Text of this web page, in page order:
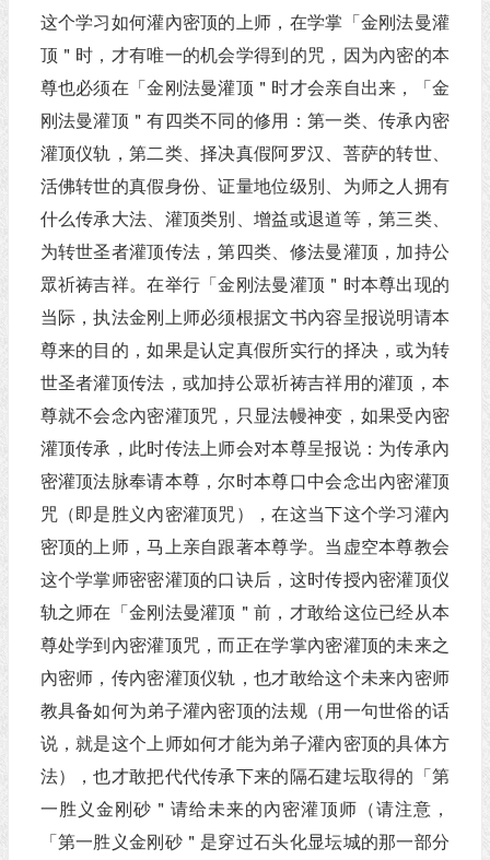
这个学习如何灌內密顶的上师，在学掌「金刚法曼灌
顶＂时，才有唯一的机会学得到的咒，因为內密的本
尊也必须在「金刚法曼灌顶＂时才会亲自出来，「金
刚法曼灌顶＂有四类不同的修用：第一类、传承內密
灌顶仪轨，第二类、择决真假阿罗汉、菩萨的转世、
活佛转世的真假身份、证量地位级別、为师之人拥有
什么传承大法、灌顶类別、增益或退道等，第三类、
为转世圣者灌顶传法，第四类、修法曼灌顶，加持公
眾祈祷吉祥。在举行「金刚法曼灌顶＂时本尊出现的
当际，执法金刚上师必须根据文书內容呈报说明请本
尊来的目的，如果是认定真假所实行的择决，或为转
世圣者灌顶传法，或加持公眾祈祷吉祥用的灌顶，本
尊就不会念內密灌顶咒，只显法幔神变，如果受內密
灌顶传承，此时传法上师会对本尊呈报说：为传承內
密灌顶法脉奉请本尊，尔时本尊口中会念出內密灌顶
咒（即是胜义內密灌顶咒），在这当下这个学习灌內
密顶的上师，马上亲自跟著本尊学。当虚空本尊教会
这个学掌师密密灌顶的口诀后，这时传授內密灌顶仪
轨之师在「金刚法曼灌顶＂前，才敢给这位已经从本
尊处学到內密灌顶咒，而正在学掌內密灌顶的未来之
內密师，传內密灌顶仪轨，也才敢给这个未来內密师
教具备如何为弟子灌內密顶的法规（用一句世俗的话
说，就是这个上师如何才能为弟子灌內密顶的具体方
法），也才敢把代代传承下来的隔石建坛取得的「第
一胜义金刚砂＂请给未来的內密灌顶师（请注意，
「第一胜义金刚砂＂是穿过石头化显坛城的那一部分